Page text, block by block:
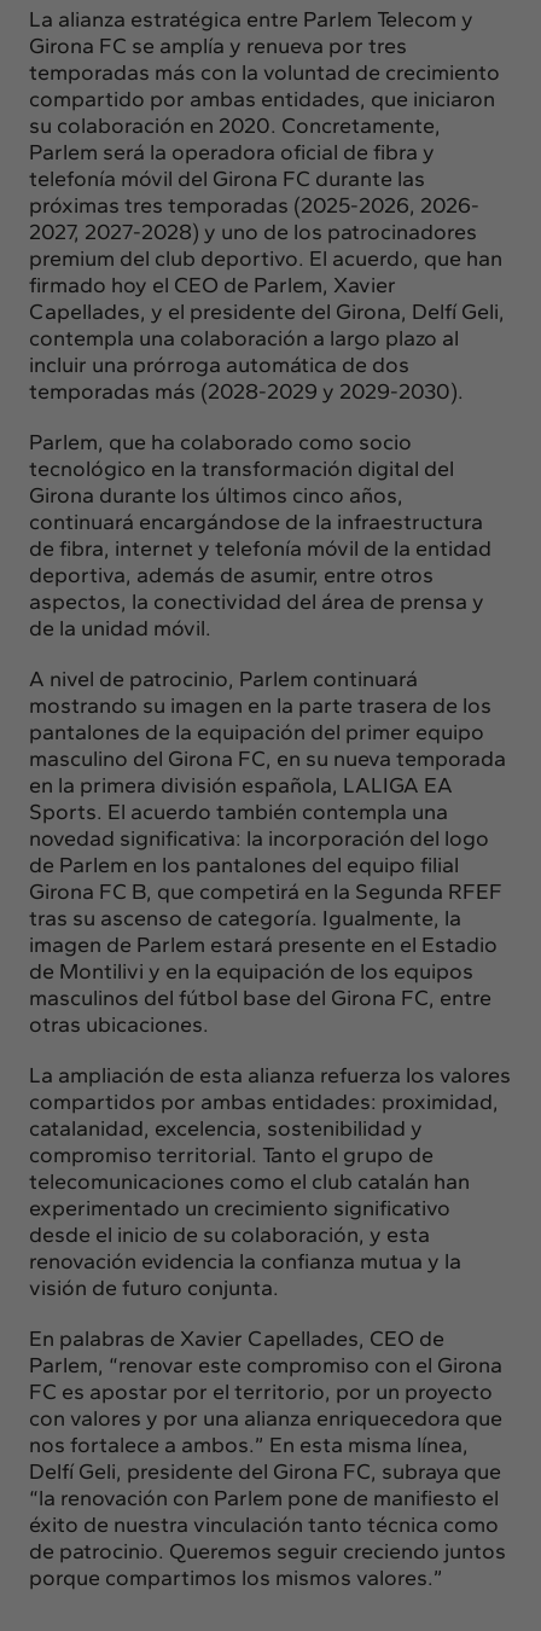
La alianza estratégica entre Parlem Telecom y
Girona FC se amplía y renueva por tres
temporadas más con la voluntad de crecimiento
compartido por ambas entidades, que iniciaron
su colaboración en 2020. Concretamente,
Parlem será la operadora oficial de fibra y
telefonía móvil del Girona FC durante las
próximas tres temporadas (2025-2026, 2026-
2027, 2027-2028) y uno de los patrocinadores
premium del club deportivo. El acuerdo, que han
firmado hoy el CEO de Parlem, Xavier
Capellades, y el presidente del Girona, Delfí Geli,
contempla una colaboración a largo plazo al
incluir una prórroga automática de dos
temporadas más (2028-2029 y 2029-2030).
Parlem, que ha colaborado como socio
tecnológico en la transformación digital del
Girona durante los últimos cinco años,
continuará encargándose de la infraestructura
de fibra, internet y telefonía móvil de la entidad
deportiva, además de asumir, entre otros
aspectos, la conectividad del área de prensa y
de la unidad móvil.
A nivel de patrocinio, Parlem continuará
mostrando su imagen en la parte trasera de los
pantalones de la equipación del primer equipo
masculino del Girona FC, en su nueva temporada
en la primera división española, LALIGA EA
Sports. El acuerdo también contempla una
novedad significativa: la incorporación del logo
de Parlem en los pantalones del equipo filial
Girona FC B, que competirá en la Segunda RFEF
tras su ascenso de categoría. Igualmente, la
imagen de Parlem estará presente en el Estadio
de Montilivi y en la equipación de los equipos
masculinos del fútbol base del Girona FC, entre
otras ubicaciones.
La ampliación de esta alianza refuerza los valores
compartidos por ambas entidades: proximidad,
catalanidad, excelencia, sostenibilidad y
compromiso territorial. Tanto el grupo de
telecomunicaciones como el club catalán han
experimentado un crecimiento significativo
desde el inicio de su colaboración, y esta
renovación evidencia la confianza mutua y la
visión de futuro conjunta.
En palabras de Xavier Capellades, CEO de
Parlem, “renovar este compromiso con el Girona
FC es apostar por el territorio, por un proyecto
con valores y por una alianza enriquecedora que
nos fortalece a ambos.” En esta misma línea,
Delfí Geli, presidente del Girona FC, subraya que
“la renovación con Parlem pone de manifiesto el
éxito de nuestra vinculación tanto técnica como
de patrocinio. Queremos seguir creciendo juntos
porque compartimos los mismos valores.”